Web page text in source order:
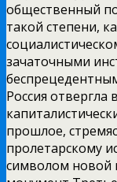
общественный
такой степени,
зачаточными
Россия отвергла
прошлое,
пролетарскому
символом новой